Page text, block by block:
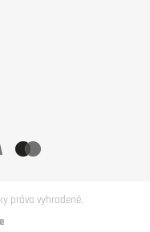
práva vyhradené.